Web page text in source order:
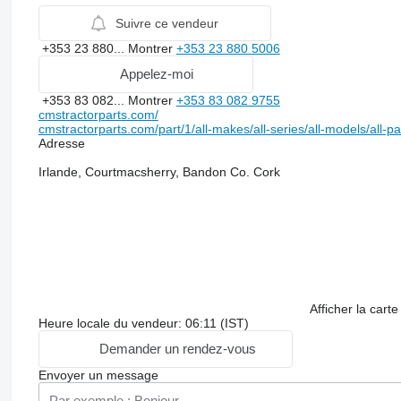
Suivre ce vendeur
+353 23 880... Montrer +353 23 880 5006
Appelez-moi
+353 83 082... Montrer +353 83 082 9755
cmstractorparts.com/
cmstractorparts.com/part/1/all-makes/all-series/all-models/all-
Adresse
Irlande, Courtmacsherry, Bandon Co. Cork
Afficher la carte
Heure locale du vendeur: 06:11 (IST)
Demander un rendez-vous
Envoyer un message